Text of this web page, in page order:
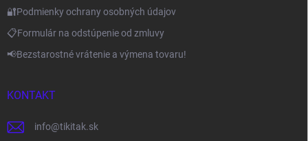
🔐Podmienky ochrany osobných údajov
📋Formulár na odstúpenie od zmluvy
📢Bezstarostné vrátenie a výmena tovaru!
KONTAKT
info@tikitak.sk